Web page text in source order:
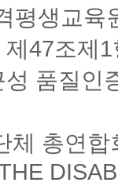
평생교육
제47조
품질인
체 총연